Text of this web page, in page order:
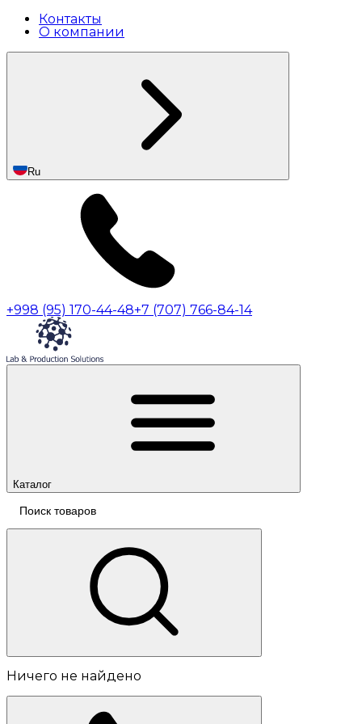
Контакты
О компании
Ru
+998 (95) 170-44-48+7 (707) 766-84-14
Каталог
Ничего не найдено